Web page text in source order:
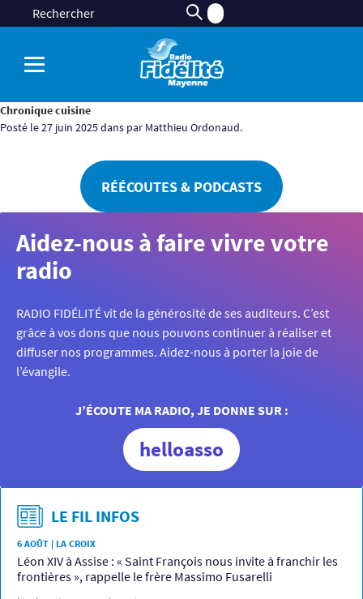
Chronique cuisine
Posté le 27 juin 2025 dans par Matthieu Ordonaud.
RÉÉCOUTES & PODCASTS
Aidez-nous à faire vivre votre
radio
RADIO FIDÉLITÉ vit de la générosité de ses auditeurs. C’est
grâce à vos dons que nous pouvons continuer à réaliser et
diffuser nos programmes. Aidez-nous à porter la joie de
l’évangile.
J’ÉCOUTE MA RADIO, JE DONNE SUR :
helloasso
LE FIL INFOS
6 AOÛT | LA CROIX
Léon XIV à Assise : « Saint François nous invite à franchir les
frontières », rappelle le frère Massimo Fusarelli